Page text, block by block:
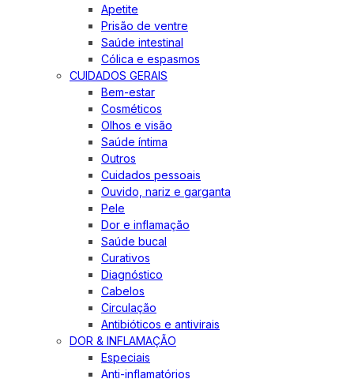
Apetite
Prisão de ventre
Saúde intestinal
Cólica e espasmos
CUIDADOS GERAIS
Bem-estar
Cosméticos
Olhos e visão
Saúde íntima
Outros
Cuidados pessoais
Ouvido, nariz e garganta
Pele
Dor e inflamação
Saúde bucal
Curativos
Diagnóstico
Cabelos
Circulação
Antibióticos e antivirais
DOR & INFLAMAÇÃO
Especiais
Anti-inflamatórios